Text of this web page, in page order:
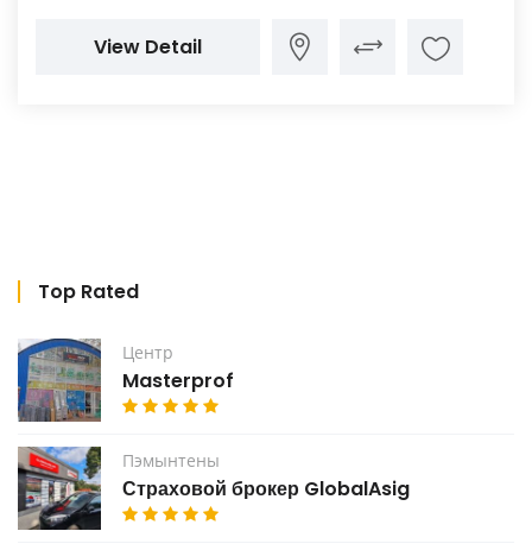
View Detail
Top Rated
Центр
Masterprof
Пэмынтены
Страховой брокер GlobalAsig